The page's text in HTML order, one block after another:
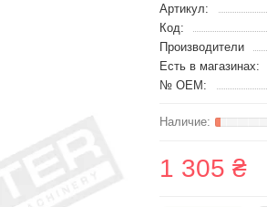
Артикул:
Код:
Производители
Есть в магазинах:
№ OEM:
1 305 ₴